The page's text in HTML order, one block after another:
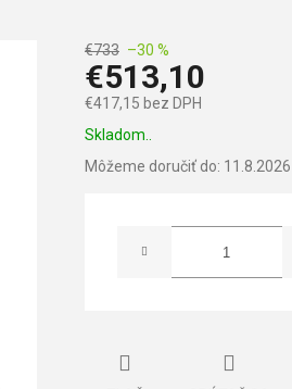
€733 –30 %
€513,10
€417,15 bez DPH
Jednotková
Skladom..
Môžeme doručiť do: 11.8.2026